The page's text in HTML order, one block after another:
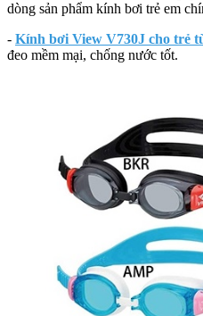
dòng sản phẩm kính bơi trẻ em
- Kính bơi View V730J cho trẻ
đeo mềm mại, chống nước tốt.